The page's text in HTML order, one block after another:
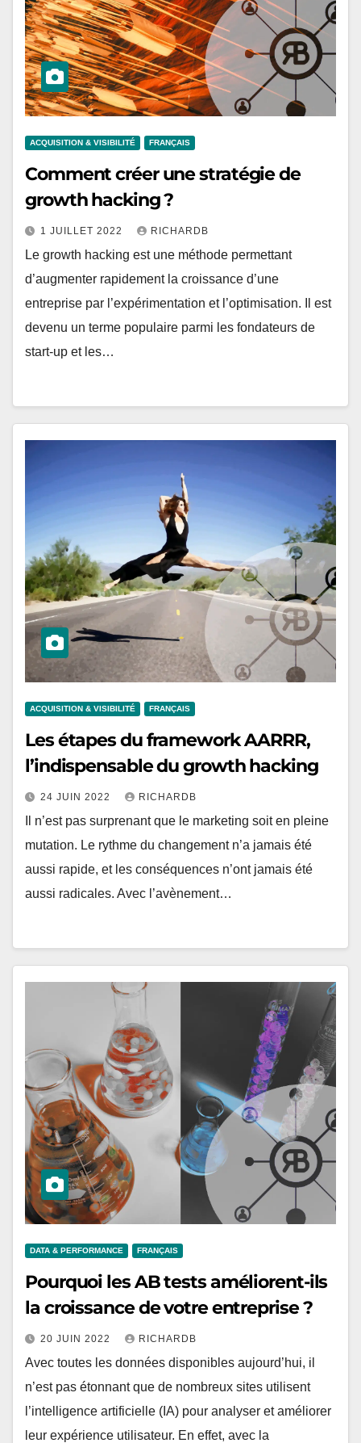
ACQUISITION & VISIBILITÉ FRANÇAIS
Comment créer une stratégie de
growth hacking ?
1 JUILLET 2022 RICHARDB
Le growth hacking est une méthode permettant
d’augmenter rapidement la croissance d’une
entreprise par l’expérimentation et l’optimisation. Il est
devenu un terme populaire parmi les fondateurs de
start-up et les…
ACQUISITION & VISIBILITÉ FRANÇAIS
Les étapes du framework AARRR,
l’indispensable du growth hacking
24 JUIN 2022 RICHARDB
Il n’est pas surprenant que le marketing soit en pleine
mutation. Le rythme du changement n’a jamais été
aussi rapide, et les conséquences n’ont jamais été
aussi radicales. Avec l’avènement…
DATA & PERFORMANCE FRANÇAIS
Pourquoi les AB tests améliorent-ils
la croissance de votre entreprise ?
20 JUIN 2022 RICHARDB
Avec toutes les données disponibles aujourd’hui, il
n’est pas étonnant que de nombreux sites utilisent
l’intelligence artificielle (IA) pour analyser et améliorer
leur expérience utilisateur. En effet, avec la